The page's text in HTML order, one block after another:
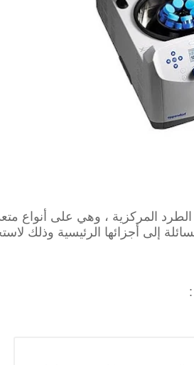
المركزية ، وهي على أنواع
إلى أجز ائها الرئيسية وذلك